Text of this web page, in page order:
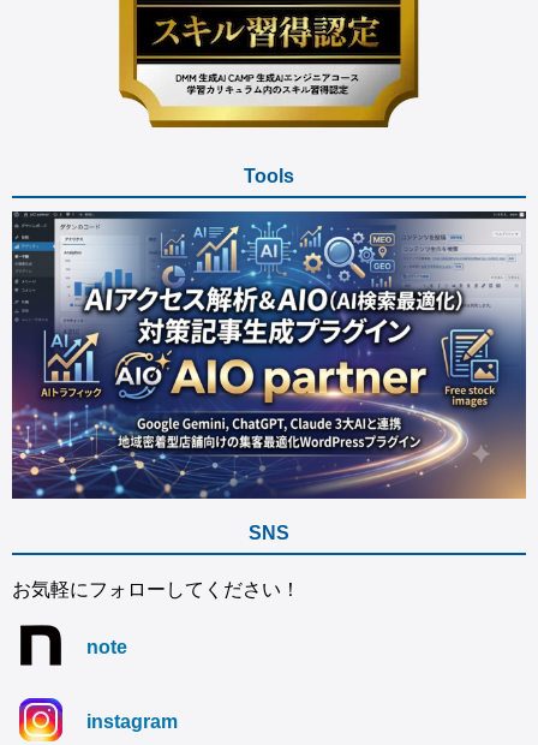
Tools
SNS
お気軽にフォローしてください！
note
instagram